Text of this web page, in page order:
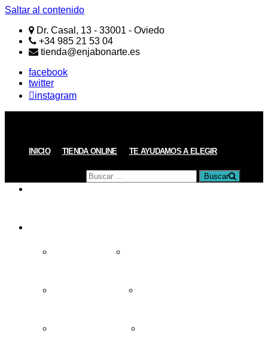
Saltar al contenido
Dr. Casal, 13 - 33001 - Oviedo
+34 985 21 53 04
tienda@enjabonarte.es
facebook
twitter
instagram
Artesanos
INICIO TIENDA ONLINE TE AYUDAMOS A ELEGIR
Buscar